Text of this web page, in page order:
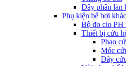
Dây phân làn
Phụ kiện bể bơi khác
Bộ đo clo PH
Thiết bị cứu
Phao
Móc
Dây